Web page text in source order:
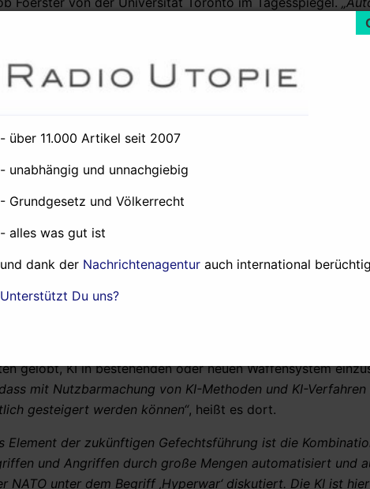
bisher kaum vorstellbare technologische
diese Entwicklung selbst voran – und zwar
Rüstungsprojekte, welche auch im europäischen
europäischer, technologischer Exzellenz beitragen.
Entwicklung im Rüstungsbereich der Sicherstellung der für
Fähigkeiten.“
Einsatz in Waffensystemen längst für sich entdeckt.
vom 8. Dezember 2020 Künstliche Intelligenz ein bei der
vor allem im Lagezentrum für den Cyber- und
der
„zivil-militärischen, ressortübergreifenden
Einsatz“ . Generell gelte:„Ziel ist es, mögliche
die Erhöhung der Reaktionsgeschwindigkeit durch
erreichen.“
des Amtes für Heeresentwicklung geht die
gelobt, KI in bestehenden oder neuen Waffensystem
mit Nutzbarmachung von KI-Methoden und KI-Verfahren
gesteigert werden können“, heißt es dort.
Element der zukünftigen Gefechtsführung ist die
und Angriffen durch große Mengen automatisiert und
unter dem Begriff ‚Hyperwar‘ diskutiert. Die KI ist
- über 11.000 Artikel seit 2007
- unabhängig und unnachgiebig
- Grundgesetz und Völkerrecht
- alles was gut ist
und dank der Nachrichtenagentur auch international
Unterstützt Du uns?